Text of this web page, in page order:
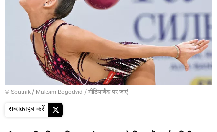
© Sputnik / Maksim Bogodvid /मीडियाबैंक पर जाएं
सब्सक्राइब करें